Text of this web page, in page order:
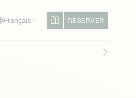
Français RÉSERVER